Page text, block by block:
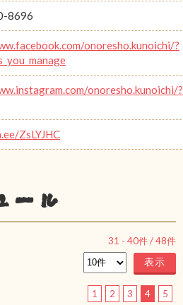
8696
onoresho.kunoichi/?
onoresho.kunoichi/?
ZsLYJHC
ール
31 - 40件 /48件
1 2 3 4 5